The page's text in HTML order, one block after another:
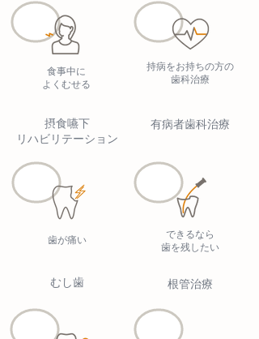
食事中に
よくむせる
摂食嚥下
リハビリテーション
持病をお持ちの方の
歯科治療
有病者歯科治療
歯が痛い
むし歯
できるなら
歯を残したい
根管治療